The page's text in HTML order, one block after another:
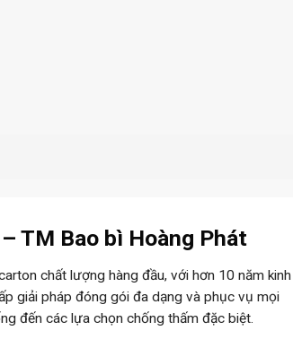
TM Bao bì Hoàng Phát
chất lượng hàng đầu, với hơn 10 năm kinh
giải pháp đóng gói đa dạng và phục vụ mọi
đến các lựa chọn chống thấm đặc biệt.